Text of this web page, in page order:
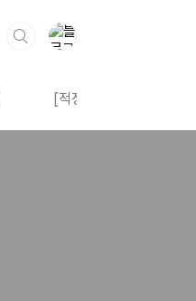
[적정기술아카데미]